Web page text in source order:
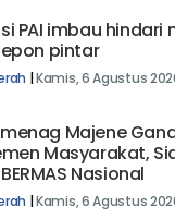
PAI imbau
pintar
Kamis, 6 Agustus 2026
Majene
Masyarakat,
Nasional
Kamis, 6 Agustus 2026